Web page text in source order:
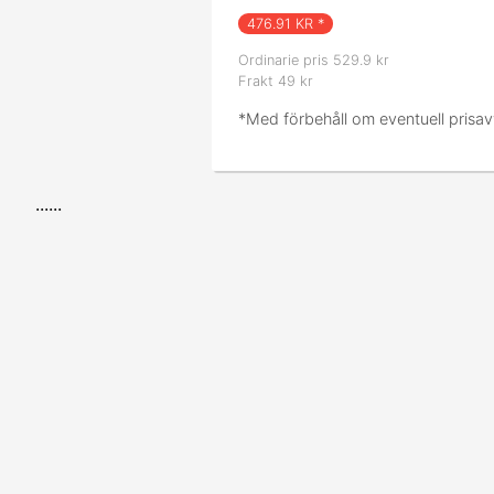
476.91 KR *
Ordinarie pris 529.9 kr
Frakt 49 kr
*Med förbehåll om eventuell
......